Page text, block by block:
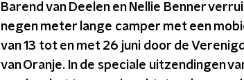
Barend van Deelen en Nellie Benner
negen meter lange camper met een
van 13 tot en met 26 juni door de
van Oranje. In de speciale uitzendingen